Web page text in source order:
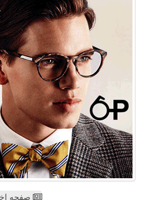
صفحه